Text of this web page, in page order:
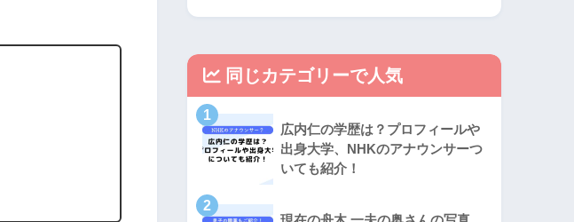
同じカテゴリーで人気
1
広内仁の学歴は？プロフィールや
出身大学、NHKのアナウンサーつ
いても紹介！
2